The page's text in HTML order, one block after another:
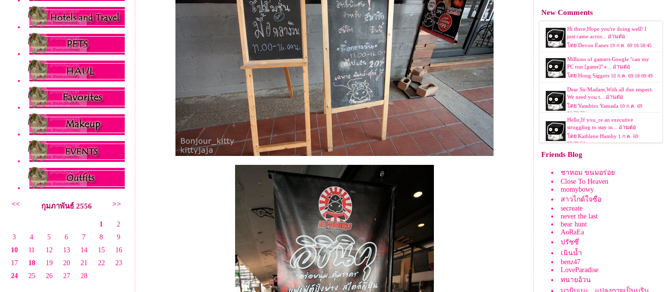
<< กุมภาพันธ์ 2556 >>
1
2
3
4 5 6 7 8
9
10
11 12 13 14 15
16
17
18 19 20 21 22
23
24
25 26 27 28
New Comments
Friends Blog
ชาหอม ขนมอร่อ
Close To Heaven
momybowy
สาวไกด์ใจซื่อ
secreate
never the last
bear hunt
AoRaEa
ปรัซซี่
เนินน้ำ
benz47
LoveParadise
ทนายอ้วน